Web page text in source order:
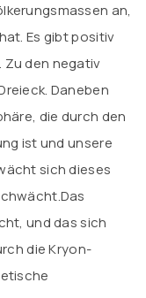
an,
Es gibt positiv
den negativ
Daneben
die durch den
ist und unsere
sich dieses
und das sich
die Kryon-